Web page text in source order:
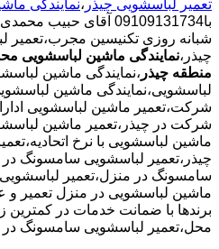
تعمیر لباسشویی چیذر ،نمایندگی
با09109131734 آقای
شبانه روزی تکنیسین مجرب،تعمیر
چیذر،نمایندگی ماشین لباسشویی
منطقه چیذر ،نمایندگی ماشین
لباسشویی،نمایندگی ماشین
شرکت،تعمیر ماشین لباسشویی
شرکت در چیذر،تعمیر ماشین
ماشین لباسشویی با نرخ
چیذر،تعمیر لباسشویی سامسونگ در
سامسونگ در منزل،تعمیر لباسشویی
ماشین لباسشویی در منزل تعمیر و
برندها با ضمانت خدمات در کمترین
محل،تعمیر لباسشویی سامسونگ در